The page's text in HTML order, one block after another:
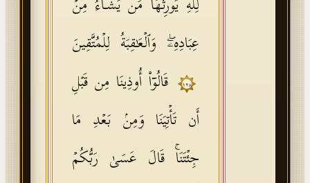
لِلَّهِ یُورِثُهَا مَن یَشَاۤءُ مِنۡ
عِبَادِهِۦۖ وَٱلۡعَـٰقِبَةُ لِلۡمُتَّقِینَ
١٢٨
قَالُوۤا۟ أُوذِینَا مِن قَبۡلِ
أَن تَأۡتِیَنَا وَمِنۢ بَعۡدِ مَا
جِئۡتَنَاۚ قَالَ عَسَىٰ رَبُّكُمۡ